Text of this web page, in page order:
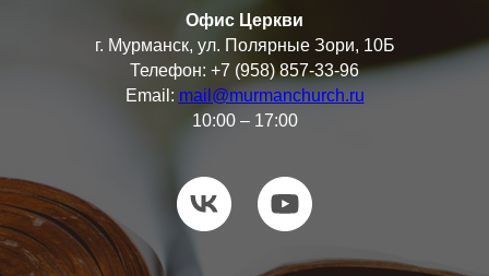
Офис Церкви
г. Мурманск, ул. Полярные Зори, 10Б
Телефон: +7 (958) 857-33-96
Email: mail@murmanchurch.ru
10:00 – 17:00